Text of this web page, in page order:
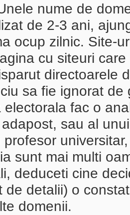
nume de
de 2-3 ani,
ocup zilnic. Site-
cu siteuri
directoarele
sa fie ignorat
electorala fac o
sau al
sunt mai multi
deduceti cine
de detalii) o
domenii.